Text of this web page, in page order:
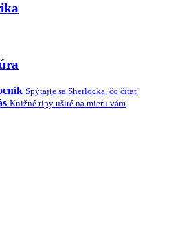
Spýtajte sa Sherlocka, čo čítať
Knižné tipy ušité na mieru vám